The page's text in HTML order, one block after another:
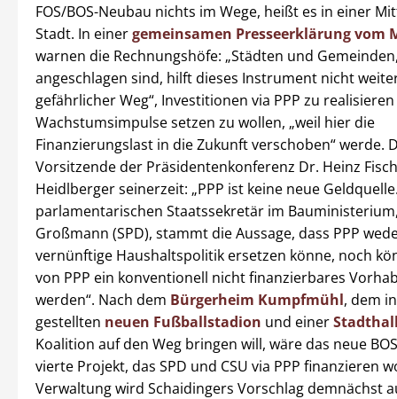
FOS/BOS-Neubau nichts im Wege, heißt es in einer
Stadt. In einergemeinsamen Presseerklärung vom
warnen die Rechnungshöfe: „Städten und
angeschlagen sind, hilft dieses Instrument nicht
gefährlicher Weg“, Investitionen via PPP zu
Wachstumsimpulse setzen zu wollen, „weil hier die
Finanzierungslast in die Zukunft verschoben“ werde.
Vorsitzende der Präsidentenkonferenz Dr. Heinz
Heidlberger seinerzeit: „PPP ist keine neue
parlamentarischen Staatssekretär im
Großmann (SPD), stammt die Aussage, dass PPP
vernünftige Haushaltspolitik ersetzen könne, noch
von PPP ein konventionell nicht finanzierbares
werden“. Nach dem Bürgerheim Kumpfmühl, dem
gestellten neuen Fußballstadion und einer
Koalition auf den Weg bringen will, wäre das neue
vierte Projekt, das SPD und CSU via PPP finanzieren
Verwaltung wird Schaidingers Vorschlag demnächst